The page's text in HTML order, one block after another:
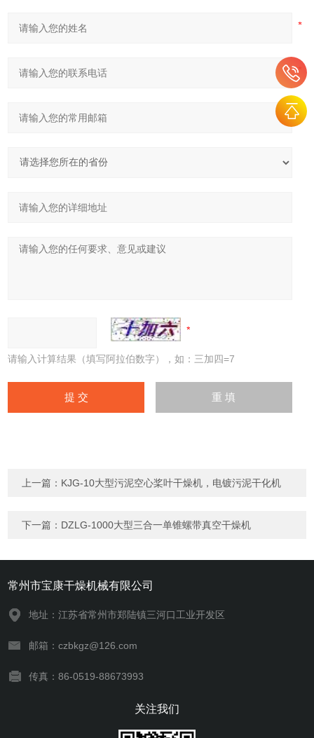
请输入计算结果（填写阿拉伯数字），如：三加四=7
上一篇： KJG-10大型污泥空心桨叶干燥机，电镀污泥干化机
下一篇： DZLG-1000大型三合一单锥螺带真空干燥机
常州市宝康干燥机械有限公司
地址：江苏省常州市郑陆镇三河口工业开发区
邮箱：czbkgz@126.com
传真：86-0519-88673993
关注我们